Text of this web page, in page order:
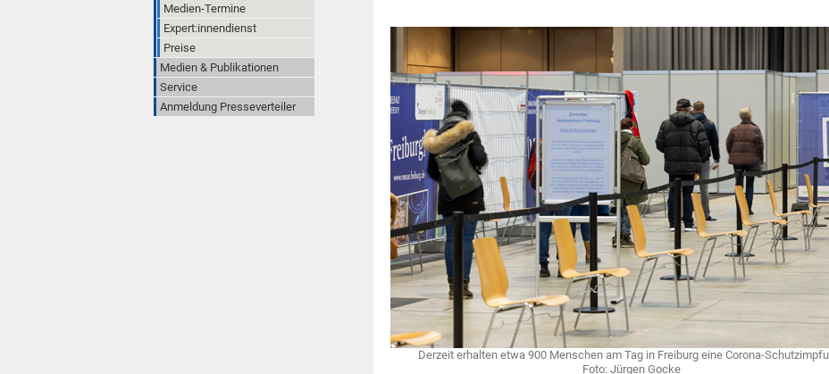
Derzeit erhalten etwa 900 Menschen am Tag in Freiburg eine Corona-
Foto: Jürgen Gocke
Medien-Termine
Expert:innendienst
Preise
Medien & Publikationen
Service
Anmeldung Presseverteiler